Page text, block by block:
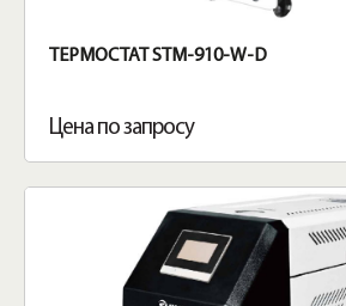
ТЕРМОСТАТ STM-910-W-D
Цена по запросу